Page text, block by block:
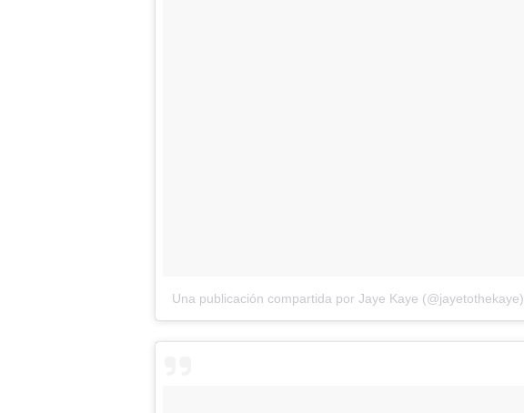
Una publicación compartida por Jaye Kaye (@jayetothekaye)